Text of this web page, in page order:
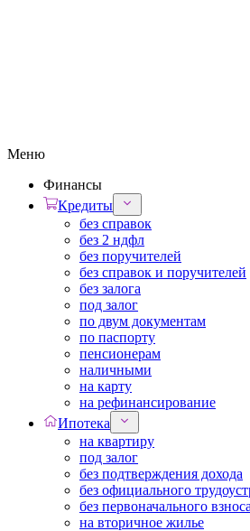
Меню
Финансы
Кредиты
без справок
без 2 ндфл
без поручителей
без справок и поручителей
без залога
под залог
по двум документам
по паспорту
пенсионерам
наличными
на карту
на рефинансирование
Ипотека
на квартиру
под залог
без подтверждения дохода
без официального
без первоначального взноса
на вторичное жилье